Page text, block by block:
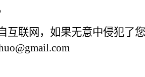
互联网，如果无意中侵犯了